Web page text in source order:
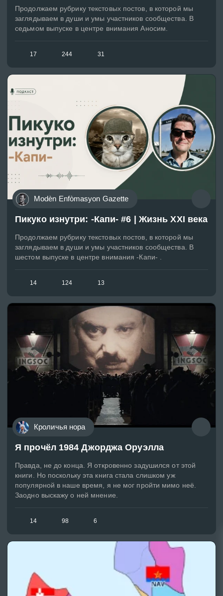
Продолжаем рубрику текстовых постов, в которой мы
заглядываем в души и умы участников сообщества. В
седьмом выпуске в центре внимания Аносим.
17 244 31
Modèn Enfòmasyon Gazette
Пикуко изнутри: -Капи- #6 | Жизнь XXI века
Продолжаем рубрику текстовых постов, в которой мы
заглядываем в души и умы участников сообщества. В
шестом выпуске в центре внимания -Капи- .
14 124 13
Кроличья нора
Я прочёл 1984 Джорджа Оруэлла
Правда, не до конца. Я откровенно задушился от этой
книги. Но поскольку эта книга стала слишком уж
популярной в наше время, я не мог пройти мимо неё.
Заодно выскажу о ней мнение.
14 98 6